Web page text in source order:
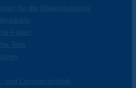
für die Elektroindustrie
Folien
Teile
und Laminiertechnik